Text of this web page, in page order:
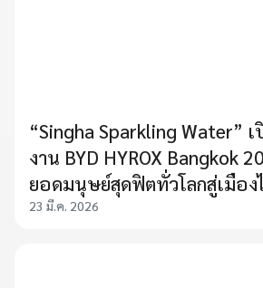
“Singha Sparkling Water”
งาน BYD HYROX Bangkok
ยอดมนุษย์สุดฟิตทั่วโลกสู่เมือง
23 มี.ค. 2026